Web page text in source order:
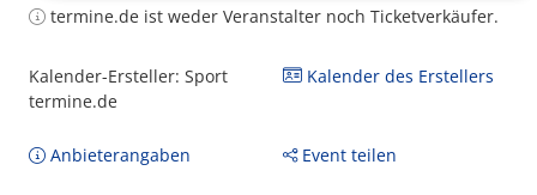
termine.de ist weder Veranstalter noch Ticketverkäufer.
Kalender-Ersteller: Sport
termine.de
Kalender des Erstellers
Anbieterangaben Event teilen